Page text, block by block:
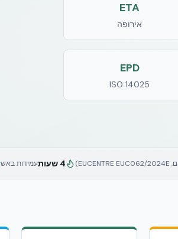
ETA
אירופה
EPD
ISO 14025
4 שעות עמידות באש